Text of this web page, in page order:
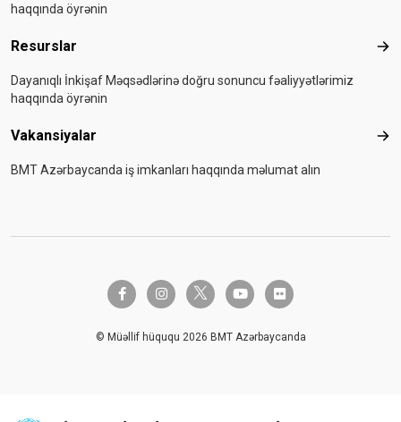
haqqında öyrənin
Resurslar
Dayanıqlı İnkişaf Məqsədlərinə doğru sonuncu fəaliyyətlərimiz
haqqında öyrənin
Vakansiyalar
BMT Azərbaycanda iş imkanları haqqında məlumat alın
facebook-finstagramtwitter-x youtube flickr
© Müəllif hüququ 2026 BMT Azərbaycanda